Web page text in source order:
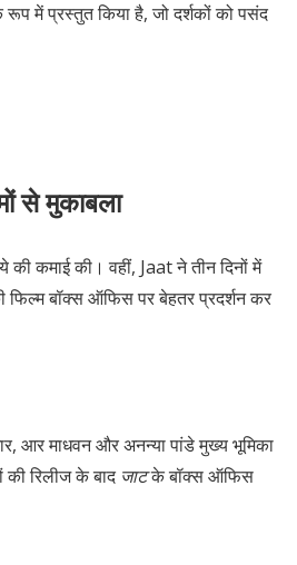
रूप में प्रस्तुत किया है, जो दर्शकों को पसंद
से मुकाबला
कमाई की। वहीं, Jaat ने तीन दिनों में
बॉक्स ऑफिस पर बेहतर प्रदर्शन कर
आर माधवन और अनन्या पांडे मुख्य भूमिका
की रिलीज के बाद जाटके बॉक्स ऑफिस